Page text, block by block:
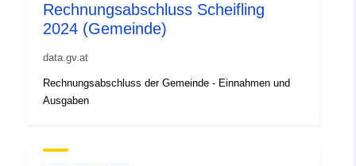
Rechnungsabschluss Scheifling
2024 (Gemeinde)
data.gv.at
Rechnungsabschluss der Gemeinde - Einnahmen und
Ausgaben